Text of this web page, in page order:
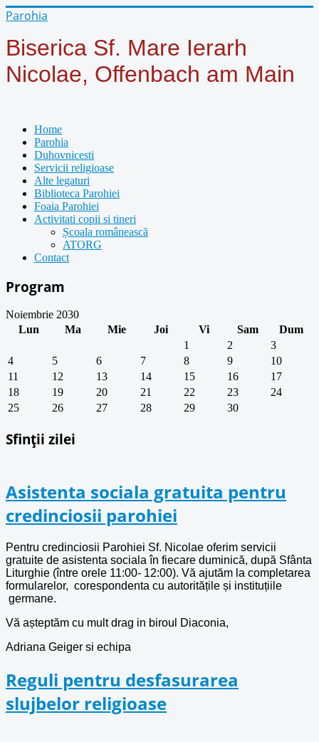
Parohia
Biserica Sf. Mare Ierarh
Nicolae, Offenbach am Main
Home
Parohia
Duhovnicesti
Servicii religioase
Alte legaturi
Biblioteca Parohiei
Foaia Parohiei
Activitati copii si tineri
Școala românească
ATORG
Contact
Program
Year
Month
Year
Month
Noiembrie 2030
Lun
Ma Mie Joi Vi Sam
Dum
1
2
3
4
5 6 7 8 9
10
11
12 13 14 15 16
17
18
19 20 21 22 23
24
25
26 27 28 29 30
Sfinții zilei
Asistenta sociala gratuita pentru
credinciosii parohiei
Pentru credinciosii Parohiei Sf. Nicolae oferim servicii
gratuite de asistenta sociala în fiecare duminică, după Sfânta
Liturghie (între orele 11:00- 12:00). Vă ajutăm la completarea
formularelor, corespondenta cu autoritățile și instituțiile
germane.
Vă așteptăm cu mult drag in biroul Diaconia,
Adriana Geiger si echipa
Reguli pentru desfasurarea
slujbelor religioase